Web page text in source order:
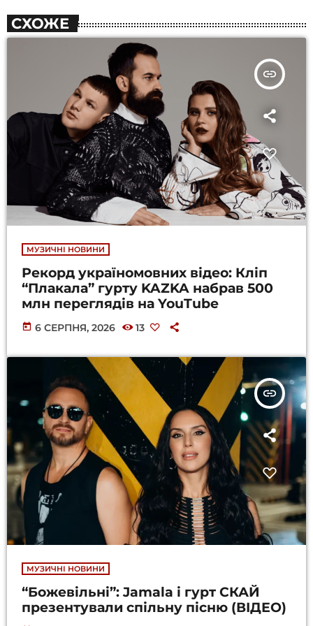
СХОЖЕ
insert_link
МУЗИЧНІ НОВИНИ
Рекорд україномовних відео: Кліп
“Плакала” гурту KAZKA набрав 500
млн переглядів на YouTube
today 6 СЕРПНЯ, 2026 13
insert_link
МУЗИЧНІ НОВИНИ
“Божевільні”: Jamala і гурт СКАЙ
презентували спільну пісню (ВІДЕО)